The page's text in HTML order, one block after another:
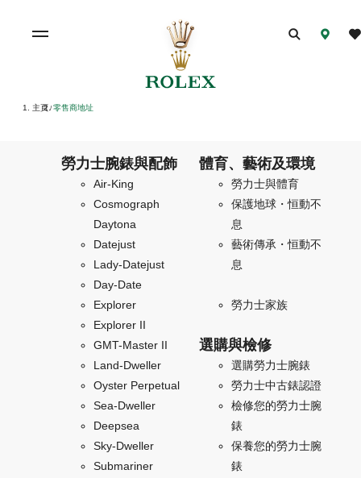
主頁/ 零售商地址
勞力士腕錶與配飾
Air-King
Cosmograph
Daytona
Datejust
Lady-Datejust
Day-Date
Explorer
Explorer II
GMT-Master II
Land-Dweller
Oyster Perpetual
Sea-Dweller
Deepsea
Sky-Dweller
Submariner
體育、藝術及環境
勞力士與體育
保護地球・恒動不
息
藝術傳承・恒動不
息
勞力士家族
選購與檢修
選購勞力士腕錶
勞力士中古錶認證
檢修您的勞力士腕
錶
保養您的勞力士腕
錶